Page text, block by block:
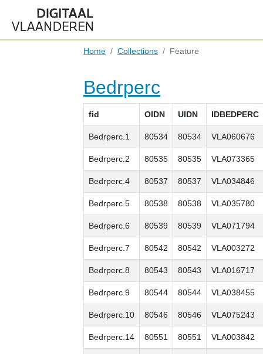
Home Collections Feature
Bedrperc
fid OIDN UIDN IDBEDPERC
Bedrperc.1 80534 80534 VLA060676
Bedrperc.2 80535 80535 VLA073365
Bedrperc.4 80537 80537 VLA034846
Bedrperc.5 80538 80538 VLA035780
Bedrperc.6 80539 80539 VLA071794
Bedrperc.7 80542 80542 VLA003272
Bedrperc.8 80543 80543 VLA016717
Bedrperc.9 80544 80544 VLA038455
Bedrperc.10 80546 80546 VLA075243
Bedrperc.14 80551 80551 VLA003842